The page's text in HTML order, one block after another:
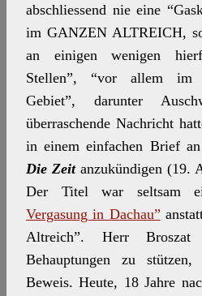
abschliessend nie eine
im GANZEN ALTREICH,
an einigen wenigen
Stellen”, “vor allem im
Gebiet”, darunter
überraschende Nachricht
in einem einfachen Brief
Die Zeitanzukündigen (19.
Der Titel war seltsam
Vergasung in Dachau”
Altreich”. Herr
Behauptungen zu
Beweis. Heute, 18 Jahre